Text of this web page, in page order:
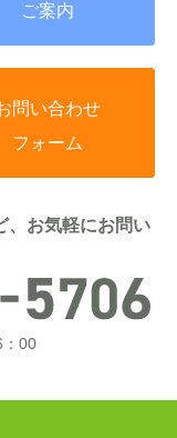
ご案内
問い合わせ
フォーム
、お気軽にお問い
：00